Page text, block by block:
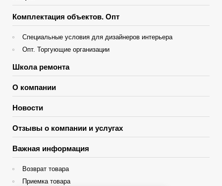
Комплектация объектов. Опт
Специальные условия для дизайнеров интерьера
Опт. Торгующие организации
Школа ремонта
О компании
Новости
Отзывы о компании и услугах
Важная информация
Возврат товара
Приемка товара